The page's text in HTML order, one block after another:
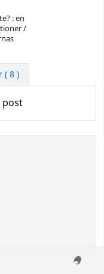
: en
/
( 8 )
post